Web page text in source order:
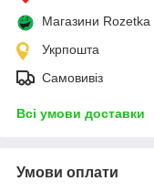
Магазини Rozetka
Укрпошта
Самовивіз
Всі умови доставки
Умови оплати